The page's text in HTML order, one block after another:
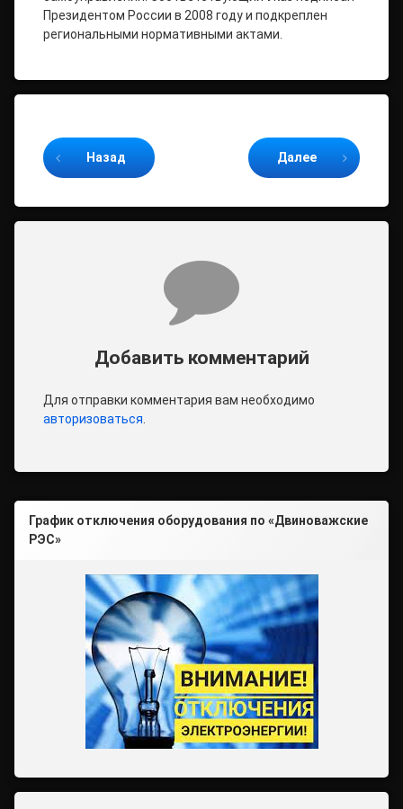
Президентом России в 2008 году и подкреплен
региональными нормативными актами.
Назад Далее
Добавить комментарий
Для отправки комментария вам необходимо
авторизоваться
График отключения оборудования по «Двиноважские
РЭС»